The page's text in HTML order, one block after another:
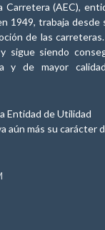
Carretera (AEC),
1949, trabaja desde
de las carreteras.
sigue siendo
y de mayor
Entidad de Utilidad
aún más su carácter